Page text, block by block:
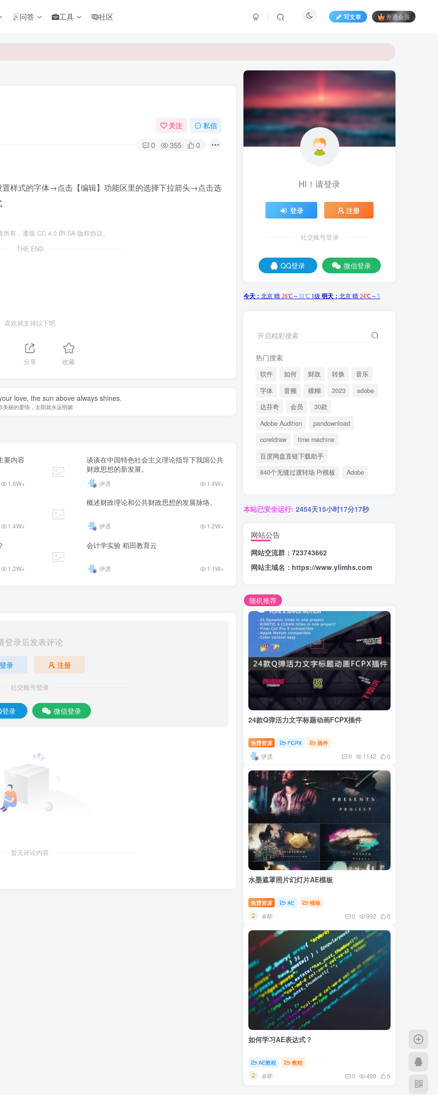
问答 工具 社区 写文章 开通会员
关注 私信
0 355 0
置样式的字体→点击【编辑】功能区里的选择下拉箭头→点击选
有，遵循 CC 4.0 BY-SA 版权协议。
THE END
喜欢就支持以下吧
分享 收藏
love, the sun above always shines.
美丽的爱情，太阳就永远明媚
要内容
1.6W+
谈谈在中国特色社会主义理论指导下我国公共
财政思想的新发展。
伊丞 1.4W+
1.4W+
概述财政理论和公共财政思想的发展脉络。
伊丞 1.2W+
1.2W+
会计学实验 稻田教育云
伊丞 1.1W+
登录后发表评论
登录 注册
社交账号登录
录 微信登录
暂无评论内容
HI！请登录
登录 注册
社交账号登录
QQ登录 微信登录
开启精彩搜索
热门搜索
软件 如何 财政 转换
音乐
字体
音频 模糊 2023
adobe
达芬奇
会员
30款
Adobe Audition
pandownload
coreldraw
time machine
百度网盘直链下载助手
840个无缝过渡转场 Pr模板
Adobe
本站已安全运行: 2454天15小时17分18秒
网站公告
网站交流群：723743662
网站主域名： https://www.ylimhs.com
随机推荐
24款Q弹活力文字标题动画FCPX插件
免费资源 FCPX 插件
伊丞 0 1142 0
水墨遮罩照片幻灯片AE模板
免费资源 AE 模板
卓荦 0 992 0
如何学习AE表达式？
AE教程 教程
卓荦 0 499 5